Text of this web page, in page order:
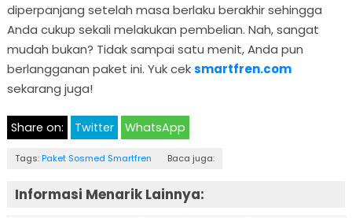
diperpanjang setelah masa berlaku berakhir sehingga
Anda cukup sekali melakukan pembelian. Nah, sangat
mudah bukan? Tidak sampai satu menit, Anda pun
berlangganan paket ini. Yuk ceksmartfren.com
sekarang juga!
Share on: Twitter WhatsApp
Tags: Paket Sosmed Smartfren Baca juga:
Informasi Menarik Lainnya: